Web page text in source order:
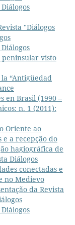
"Diálogos
peninsular visto
“Antigüedad
en Brasil (1990 –
n. 1 (2011):
Oriente ao
e a recepção do
hagiográfica de
Diálogos
conectadas e
no Medievo
da Revista